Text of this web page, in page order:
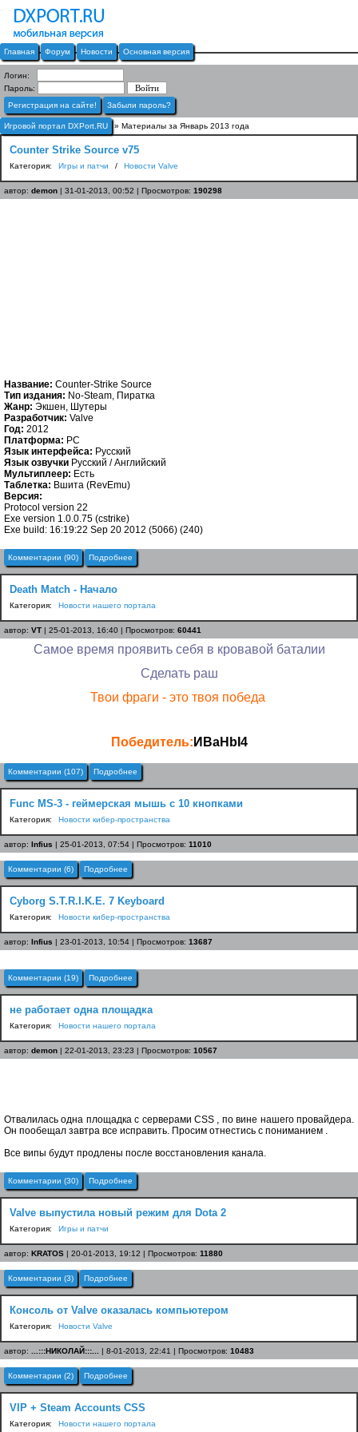
Главная Форум Новости Основная версия
Логин:
Пароль:
Регистрация на сайте!
Забыли пароль?
Игровой портал DXPort.RU » Материалы за Январь 2013 года
Counter Strike Source v75
Категория: Игры и патчи / Новости Valve
автор: demon | 31-01-2013, 00:52 | Просмотров: 190298
Название: Counter-Strike Source
Тип издания: No-Steam, Пиратка
Жанр: Экшен, Шутеры
Разработчик: Valve
Год: 2012
Платформа: PC
Язык интерфейса: Русский
Язык озвучки Русский / Английский
Мультиплеер: Есть
Таблетка: Вшита (RevEmu)
Версия:
Protocol version 22
Exe version 1.0.0.75 (cstrike)
Exe build: 16:19:22 Sep 20 2012 (5066) (240)
Комментарии (90) Подробнее
Death Match - Начало
Категория: Новости нашего портала
автор: VT | 25-01-2013, 16:40 | Просмотров: 60441
Самое время проявить себя в кровавой баталии
Сделать раш
Твои фраги - это твоя победа
Победитель: ИBaHbI4
Комментарии (107) Подробнее
Func MS-3 - геймерская мышь с 10 кнопками
Категория: Новости кибер-пространства
автор: Infius | 25-01-2013, 07:54 | Просмотров: 11010
Комментарии (6) Подробнее
Cyborg S.T.R.I.K.E. 7 Keyboard
Категория: Новости кибер-пространства
автор: Infius | 23-01-2013, 10:54 | Просмотров: 13687
Комментарии (19) Подробнее
не работает одна площадка
Категория: Новости нашего портала
автор: demon | 22-01-2013, 23:23 | Просмотров: 10567
Отвалилась одна площадка с серверами CSS , по вине нашего провайдера.
Он пообещал завтра все исправить. Просим отнестись с пониманием .
Все випы будут продлены после восстановления канала.
Комментарии (30) Подробнее
Valve выпустила новый режим для Dota 2
Категория: Игры и патчи
автор: KRATOS | 20-01-2013, 19:12 | Просмотров: 11880
Комментарии (3) Подробнее
Консоль от Valve оказалась компьютером
Категория: Новости Valve
автор: ...:::НИКОЛАЙ:::... | 8-01-2013, 22:41 | Просмотров: 10483
Комментарии (2) Подробнее
VIP + Steam Accounts CSS
Категория: Новости нашего портала